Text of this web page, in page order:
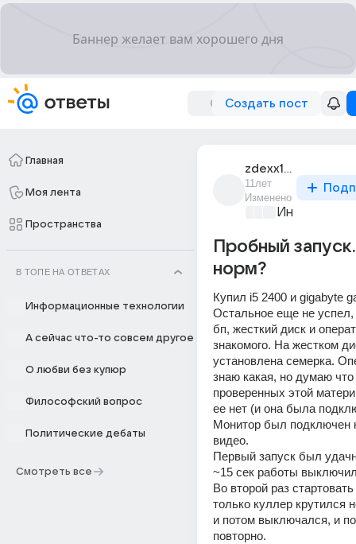
Создать пост
Главная
Моя лента
Пространства
В ТОПЕ НА ОТВЕТАХ
Информационные технологии
А сейчас что-то совсем другое
О любви без купюр
Философский вопрос
Политические дебаты
Смотреть все
zdexx1_zdexx1
11лет
Изменено
Пробный
норм?
Купил i5 2400 и gigabyte
Остальное еще не успел,
бп, жесткий диск и
знакомого. На жестком
установлена семерка.
знаю какая, но думаю что
проверенных этой
ее нет (и она была
Монитор был подключен
видео.
Первый запуск был
~15 сек работы
Во второй раз
только куллер крутился
и потом выключался, и
повторно.